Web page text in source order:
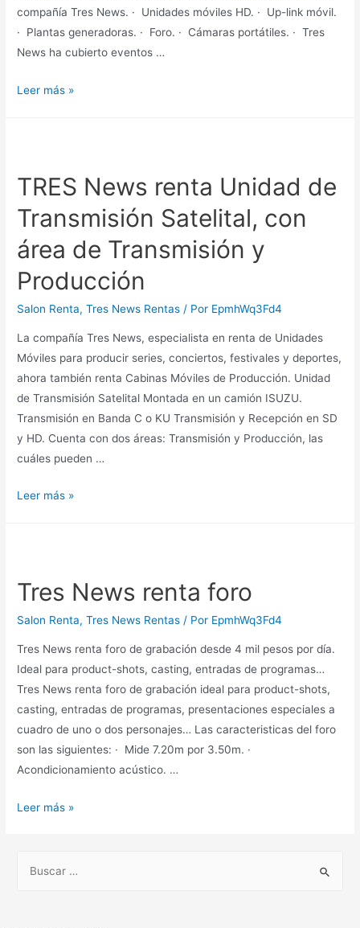
compañía Tres News. · Unidades móviles HD. · Up-link móvil.
· Plantas generadoras. · Foro. · Cámaras portátiles. · Tres
News ha cubierto eventos …
Nancy
escenas
candentes,
presenta
a
compañía
Tres
News
Leer más »
TRES News renta Unidad de
Transmisión Satelital, con
área de Transmisión y
Producción
Salon Renta,Tres News Rentas / Por EpmhWq3Fd4
La compañía Tres News, especialista en renta de Unidades
Móviles para producir series, conciertos, festivales y deportes,
ahora también renta Cabinas Móviles de Producción. Unidad
de Transmisión Satelital Montada en un camión ISUZU.
Transmisión en Banda C o KU Transmisión y Recepción en SD
y HD. Cuenta con dos áreas: Transmisión y Producción, las
cuáles pueden …
TRES
Transmisión
Satelital,
área
de
Transmisión
y
Producción
Leer más »
Tres News renta foro
Salon Renta,Tres News Rentas / Por EpmhWq3Fd4
Tres News renta foro de grabación desde 4 mil pesos por día.
Ideal para product-shots, casting, entradas de programas…
Tres News renta foro de grabación ideal para product-shots,
casting, entradas de programas, presentaciones especiales a
cuadro de uno o dos personajes… Las caracteristicas del foro
son las siguientes: · Mide 7.20m por 3.50m. ·
Acondicionamiento acústico. …
Tres
foro
Leer más »